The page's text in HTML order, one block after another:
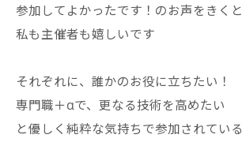
参加してよかったです！のお声をきくと
私も主催者も嬉しいです
それぞれに、誰かのお役に立ちたい！
専門職＋αで、更なる技術を高めたい
と優しく純粋な気持ちで参加されている